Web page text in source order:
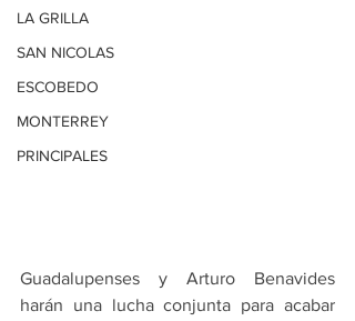
LA GRILLA
SAN NICOLAS
ESCOBEDO
MONTERREY
PRINCIPALES
Guadalupenses y Arturo Benavides
harán una lucha conjunta para acabar